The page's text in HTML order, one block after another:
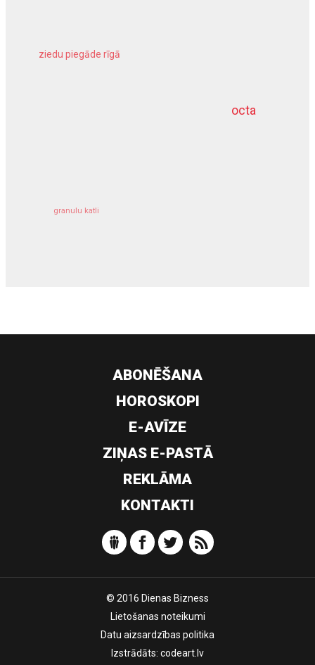
octa
ziedu piegāde rīgā
granulu katli
dziļurbums
ABONĒŠANA
HOROSKOPI
E-AVĪZE
ZIŅAS E-PASTĀ
REKLĀMA
KONTAKTI
© 2016 Dienas Bizness
Lietošanas noteikumi
Datu aizsardzības politika
Izstrādāts: codeart.lv